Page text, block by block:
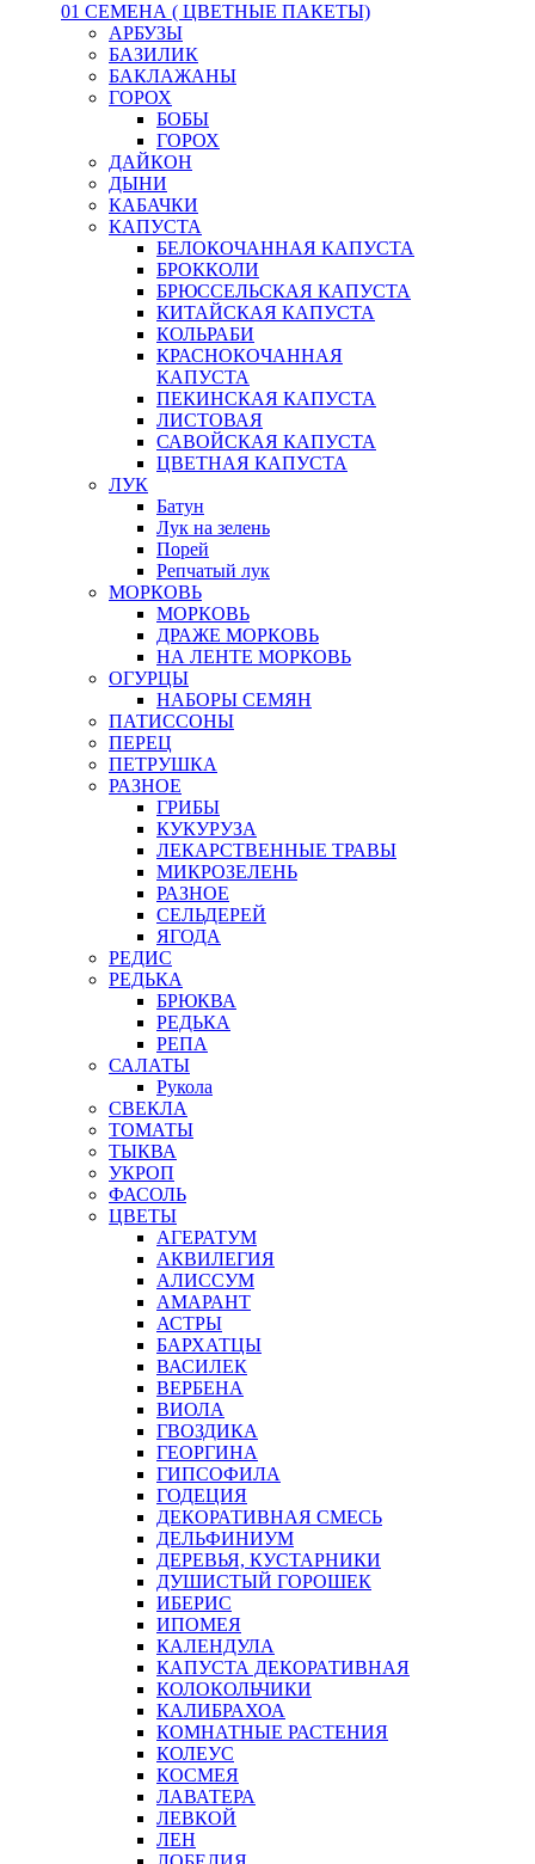
01 СЕМЕНА ( ЦВЕТНЫЕ ПАКЕТЫ)
АРБУЗЫ
БАЗИЛИК
БАКЛАЖАНЫ
ГОРОХ
БОБЫ
ГОРОХ
ДАЙКОН
ДЫНИ
КАБАЧКИ
КАПУСТА
БЕЛОКОЧАННАЯ КАПУСТА
БРОККОЛИ
БРЮССЕЛЬСКАЯ КАПУСТА
КИТАЙСКАЯ КАПУСТА
КОЛЬРАБИ
КРАСНОКОЧАННАЯ
КАПУСТА
ПЕКИНСКАЯ КАПУСТА
ЛИСТОВАЯ
САВОЙСКАЯ КАПУСТА
ЦВЕТНАЯ КАПУСТА
ЛУК
Батун
Лук на зелень
Порей
Репчатый лук
МОРКОВЬ
МОРКОВЬ
ДРАЖЕ МОРКОВЬ
НА ЛЕНТЕ МОРКОВЬ
ОГУРЦЫ
НАБОРЫ СЕМЯН
ПАТИССОНЫ
ПЕРЕЦ
ПЕТРУШКА
РАЗНОЕ
ГРИБЫ
КУКУРУЗА
ЛЕКАРСТВЕННЫЕ ТРАВЫ
МИКРОЗЕЛЕНЬ
РАЗНОЕ
СЕЛЬДЕРЕЙ
ЯГОДА
РЕДИС
РЕДЬКА
БРЮКВА
РЕДЬКА
РЕПА
САЛАТЫ
Рукола
СВЕКЛА
ТОМАТЫ
ТЫКВА
УКРОП
ФАСОЛЬ
ЦВЕТЫ
АГЕРАТУМ
АКВИЛЕГИЯ
АЛИССУМ
АМАРАНТ
АСТРЫ
БАРХАТЦЫ
ВАСИЛЕК
ВЕРБЕНА
ВИОЛА
ГВОЗДИКА
ГЕОРГИНА
ГИПСОФИЛА
ГОДЕЦИЯ
ДЕКОРАТИВНАЯ СМЕСЬ
ДЕЛЬФИНИУМ
ДЕРЕВЬЯ, КУСТАРНИКИ
ДУШИСТЫЙ ГОРОШЕК
ИБЕРИС
ИПОМЕЯ
КАЛЕНДУЛА
КАПУСТА ДЕКОРАТИВНАЯ
КОЛОКОЛЬЧИКИ
КАЛИБРАХОА
КОМНАТНЫЕ РАСТЕНИЯ
КОЛЕУС
КОСМЕЯ
ЛАВАТЕРА
ЛЕВКОЙ
ЛЕН